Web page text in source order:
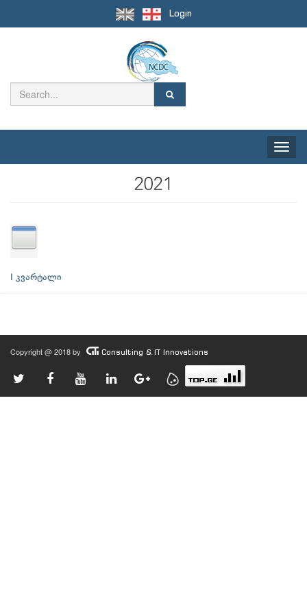
Login
Toggle
2021
I კვარტალი
Copyright @ 2018 by Consulting & IT Innovations